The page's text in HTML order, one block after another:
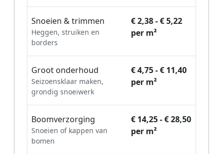
Snoeien & trimmen
Heggen, struiken en
borders
€ 2,38 - € 5,22
per m²
Groot onderhoud
Seizoensklaar maken,
grondig snoeiwerk
€ 4,75 - € 11,40
per m²
Boomverzorging
Snoeien of kappen van
bomen
€ 14,25 - € 28,50
per m²